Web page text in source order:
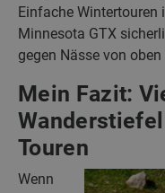
Einfache Wintertouren
Minnesota GTX
gegen Nässe von
Mein Fazit:
Touren
Wenn